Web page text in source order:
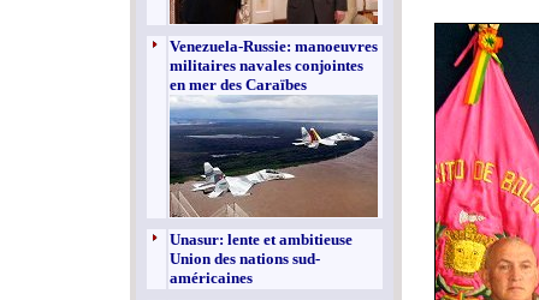
Venezuela-Russie: manoeuvres
militaires navales conjointes
en mer des Caraïbes
Unasur: lente et ambitieuse
Union des nations sud-
américaines